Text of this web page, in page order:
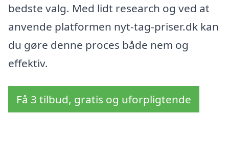
bedste valg. Med lidt research og ved at
anvende platformen nyt-tag-priser.dk kan
du gøre denne proces både nem og
effektiv.
Få 3 tilbud, gratis og uforpligtende